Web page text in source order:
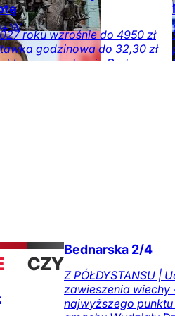
Wroku wzrośnie do 4950 zł
godzinowa do 32,30 zł
rozporządzenia Rady
CZYTAJ
TAKŻE
Bednarska 2/4
Z PÓŁDYSTANSU |
zawieszenia wiechy
najwyższego